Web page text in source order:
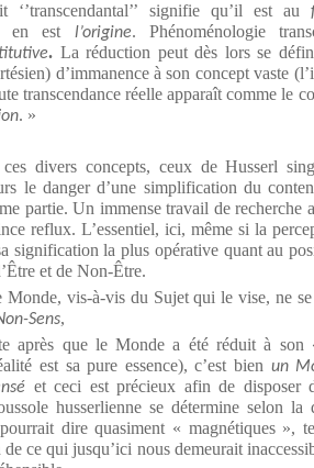
signifie qu’il est au
en est l’origine. Phénoménologie
. La réduction peut dès lors se
d’immanence à son concept vaste
transcendance réelle apparaît comme le
. »
divers concepts, ceux de Husserl
le danger d’une simplification du
partie. Un immense travail de recherche
reflux. L’essentiel, ici, même si la
signification la plus opérative quant au
et de Non-Être.
vis-à-vis du Sujet qui le vise, ne se
Sens,
après que le Monde a été réduit à son
est sa pure essence), c’est bien un
et ceci est précieux afin de disposer
husserlienne se détermine selon
dire quasiment « magnétiques »,
ce qui jusqu’ici nous demeurait